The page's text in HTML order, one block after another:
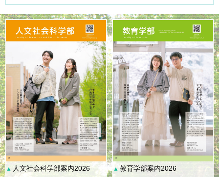
▲ 人文社会科学部案内2026 ▲ 教育学部案内2026